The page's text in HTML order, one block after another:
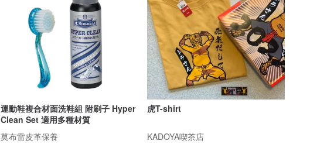
運動鞋複合材面洗鞋組 附刷子 Hyper
Clean Set 適用多種材質
莫布雷皮革保養
虎T-shirt
KADOYA喫茶店